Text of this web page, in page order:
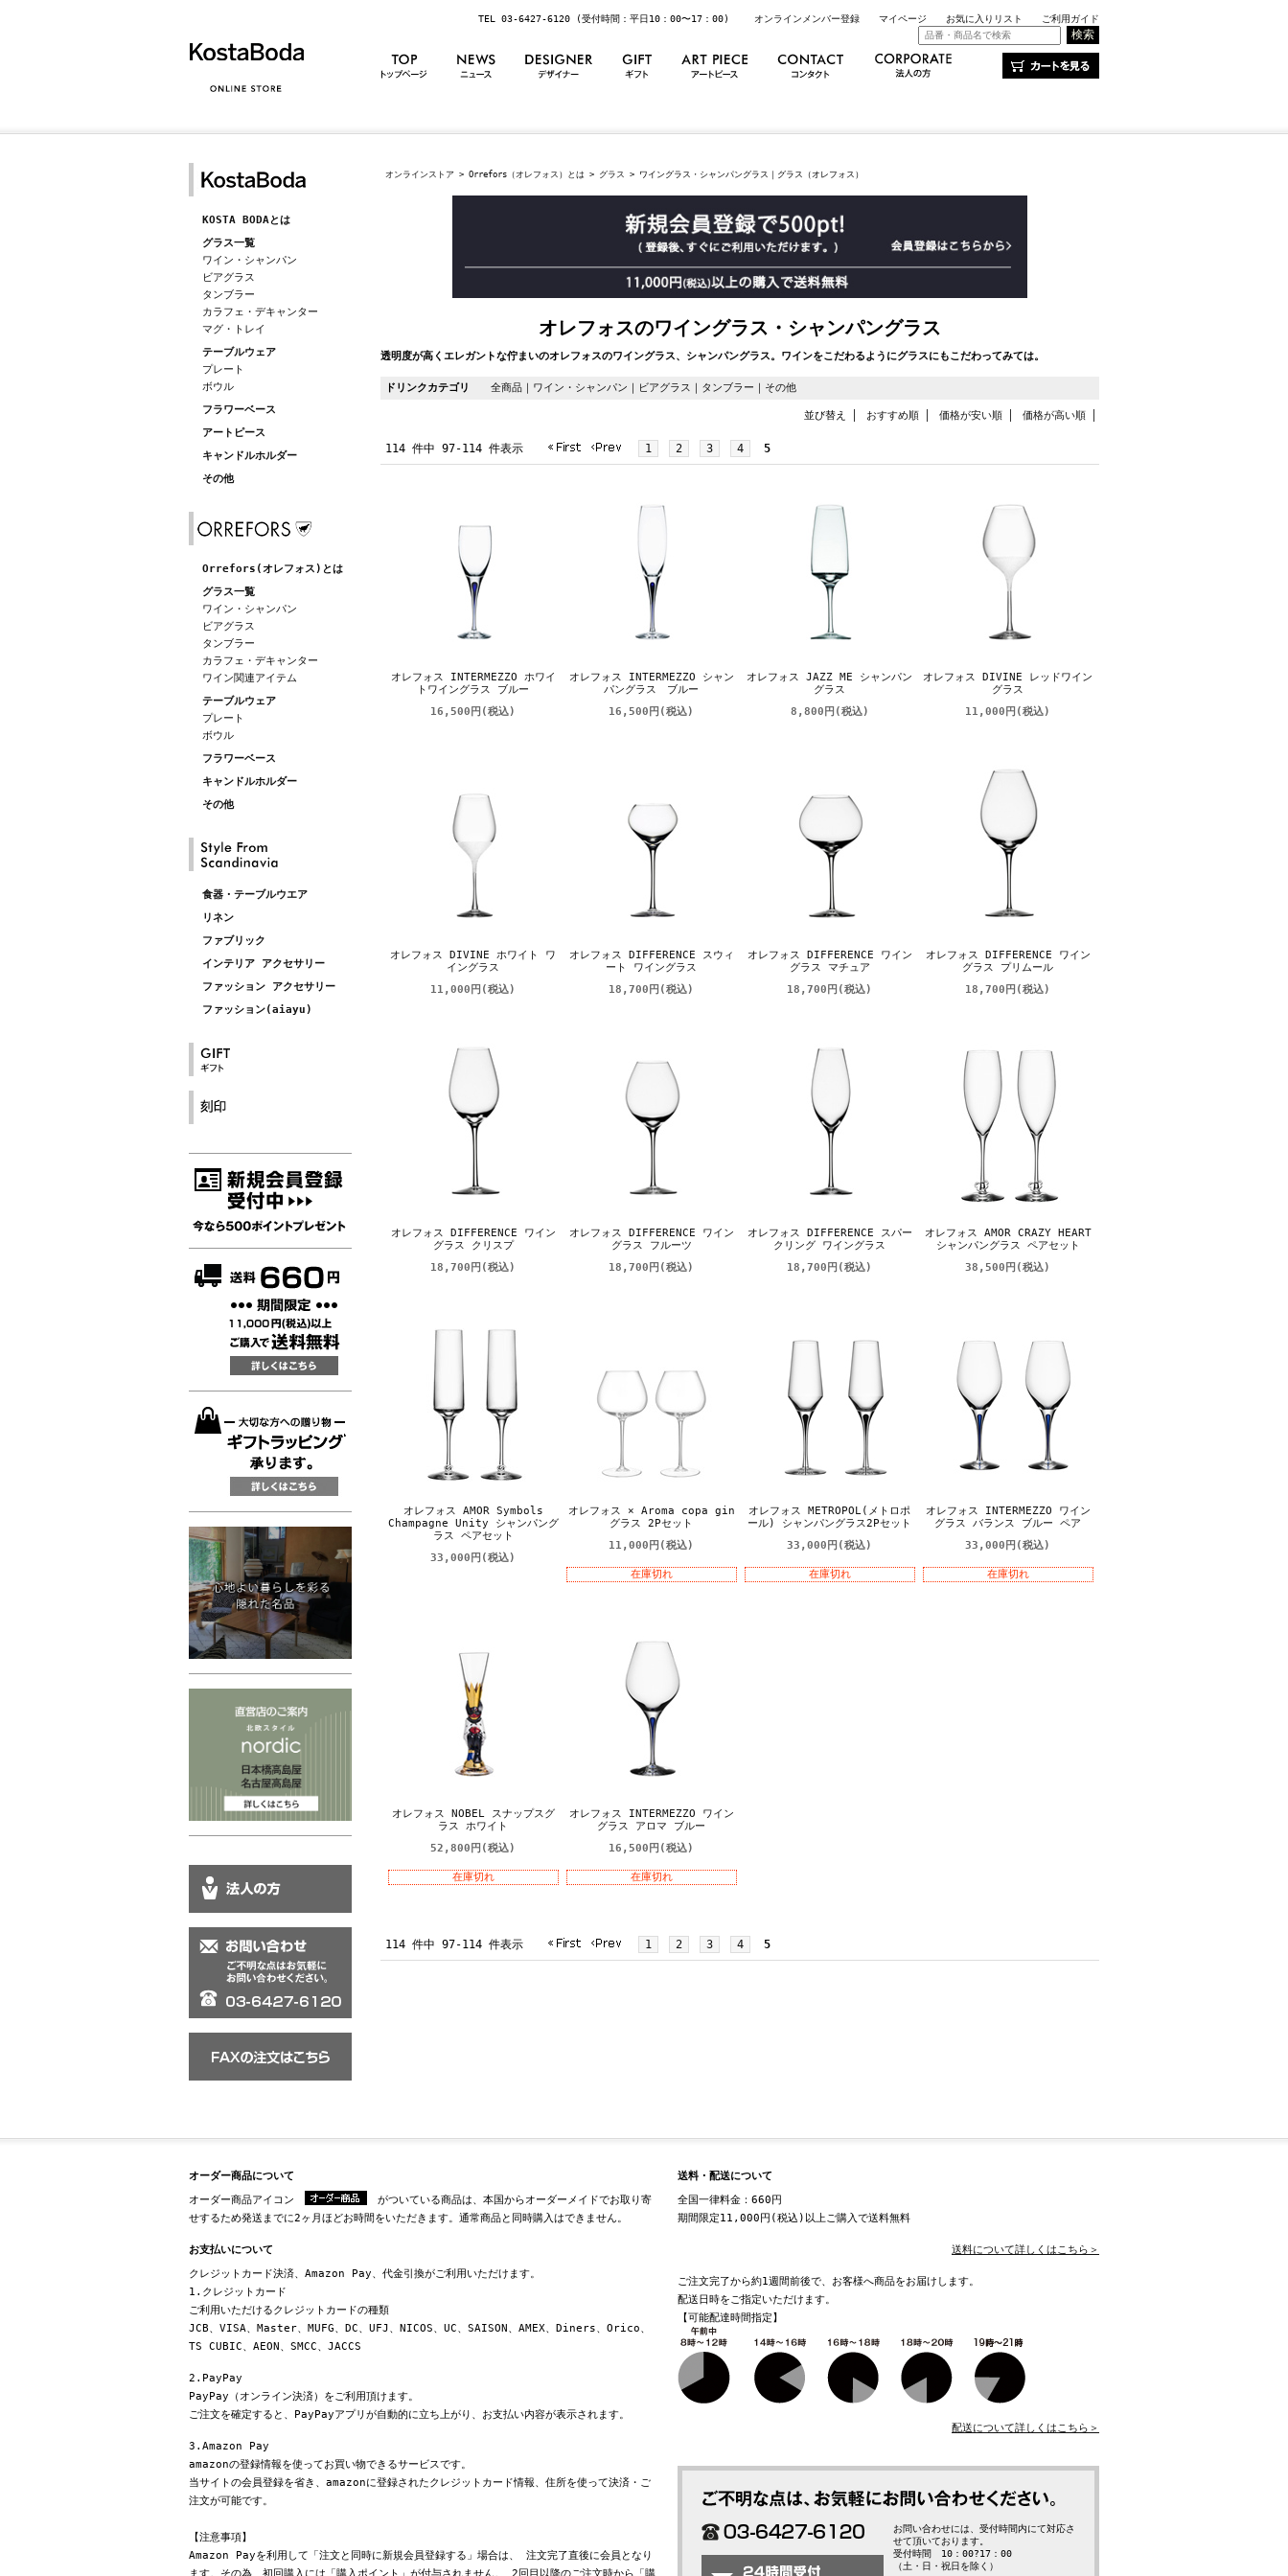
TEL 03-6427-6120 (受付時間：平日10：00〜17：00) オンラインメンバー登録 マイページ お気に入りリスト ご利用ガイド
KOSTA BODAとは
グラス一覧
ワイン・シャンパン
ビアグラス
タンブラー
カラフェ・デキャンター
マグ・トレイ
テーブルウェア
プレート
ボウル
フラワーベース
アートピース
キャンドルホルダー
その他
Orrefors(オレフォス)とは
グラス一覧
ワイン・シャンパン
ビアグラス
タンブラー
カラフェ・デキャンター
ワイン関連アイテム
テーブルウェア
プレート
ボウル
フラワーベース
キャンドルホルダー
その他
食器・テーブルウエア
リネン
ファブリック
インテリア アクセサリー
ファッション アクセサリー
ファッション(aiayu)
オンラインストア > Orrefors（オレフォス）とは > グラス > ワイングラス・シャンパングラス｜グラス（オレフォス）
オレフォスのワイングラス・シャンパングラス
透明度が高くエレガントな佇まいのオレフォスのワイングラス、シャンパングラス。ワインをこだわるようにグラスにもこだわってみては。
ドリンクカテゴリ 全商品 ワイン・シャンパン ビアグラス タンブラー その他
並び替え おすすめ順 価格が安い順 価格が高い順
114 件中 97-114 件表示 1 2 3 4 5
オレフォス INTERMEZZO ホワイ
トワイングラス ブルー
16,500円 (税込)
オレフォス INTERMEZZO シャン
パングラス ブルー
16,500円 (税込)
オレフォス JAZZ ME シャンパン
グラス
8,800円 (税込)
オレフォス DIVINE レッドワイン
グラス
11,000円 (税込)
オレフォス DIVINE ホワイト ワ
イングラス
11,000円 (税込)
オレフォス DIFFERENCE スウィ
ート ワイングラス
18,700円 (税込)
オレフォス DIFFERENCE ワイン
グラス マチュア
18,700円 (税込)
オレフォス DIFFERENCE ワイン
グラス プリムール
18,700円 (税込)
オレフォス DIFFERENCE ワイン
グラス クリスプ
18,700円 (税込)
オレフォス DIFFERENCE ワイン
グラス フルーツ
18,700円 (税込)
オレフォス DIFFERENCE スパー
クリング ワイングラス
18,700円 (税込)
オレフォス AMOR CRAZY HEART
シャンパングラス ペアセット
38,500円 (税込)
オレフォス AMOR Symbols
Champagne Unity シャンパング
ラス ペアセット
33,000円 (税込)
オレフォス × Aroma copa gin
グラス 2Pセット
11,000円 (税込)
在庫切れ
オレフォス METROPOL(メトロポ
ール) シャンパングラス2Pセット
33,000円 (税込)
在庫切れ
オレフォス INTERMEZZO ワイン
グラス バランス ブルー ペア
33,000円 (税込)
在庫切れ
オレフォス NOBEL スナップスグ
ラス ホワイト
52,800円 (税込)
在庫切れ
オレフォス INTERMEZZO ワイン
グラス アロマ ブルー
16,500円 (税込)
在庫切れ
114 件中 97-114 件表示 1 2 3 4 5
オーダー商品について
オーダー商品アイコン
がついている商品は、本国からオーダーメイドでお取り寄
せするため発送までに2ヶ月ほどお時間をいただきます。通常商品と同時購入はできません。
お支払いについて
クレジットカード決済、Amazon Pay、代金引換がご利用いただけます。
1.クレジットカード
ご利用いただけるクレジットカードの種類
JCB、VISA、Master、MUFG、DC、UFJ、NICOS、UC、SAISON、AMEX、Diners、Orico、
TS CUBIC、AEON、SMCC、JACCS
2.PayPay
PayPay（オンライン決済）をご利用頂けます。
ご注文を確定すると、PayPayアプリが自動的に立ち上がり、お支払い内容が表示されます。
3.Amazon Pay
amazonの登録情報を使ってお買い物できるサービスです。
当サイトの会員登録を省き、amazonに登録されたクレジットカード情報、住所を使って決済・ご
注文が可能です。
【注意事項】
Amazon Payを利用して「注文と同時に新規会員登録する」場合は、 注文完了直後に会員となり
送料・配送について
全国一律料金：660円
期間限定11,000円(税込)以上ご購入で送料無料
送料について詳しくはこちら＞
ご注文完了から約1週間前後で、お客様へ商品をお届けします。
配送日時をご指定いただけます。
【可能配達時間指定】
配送について詳しくはこちら＞
お問い合わせには、受付時間内にて対応さ
せて頂いております。
受付時間 10：00?17：00
（土・日・祝日を除く）